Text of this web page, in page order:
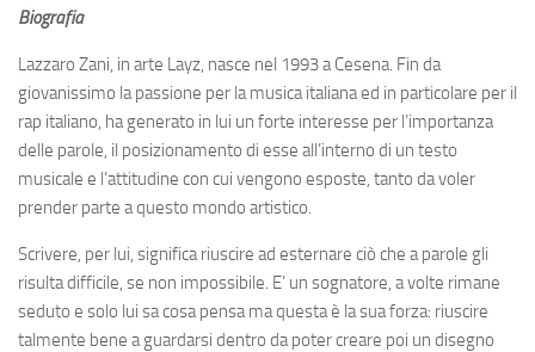
Biografia
Lazzaro Zani, in arte Layz, nasce nel 1993 a Cesena. Fin da
giovanissimo la passione per la musica italiana ed in particolare per il
rap italiano, ha generato in lui un forte interesse per l’importanza
delle parole, il posizionamento di esse all’interno di un testo
musicale e l’attitudine con cui vengono esposte, tanto da voler
prender parte a questo mondo artistico.
Scrivere, per lui, significa riuscire ad esternare ciò che a parole gli
risulta difficile, se non impossibile. E’ un sognatore, a volte rimane
seduto e solo lui sa cosa pensa ma questa è la sua forza: riuscire
talmente bene a guardarsi dentro da poter creare poi un disegno